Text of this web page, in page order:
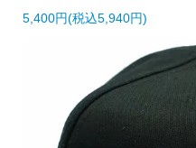
5,400円(税込5,940円)